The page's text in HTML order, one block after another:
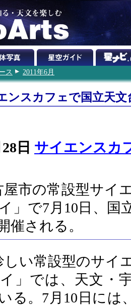
ス 2011年6月
ンスカフェで国立天文
日 サイエンスカ
屋市の常設型サイ
」で7月10日、国
催される。
しい常設型のサイ
」では、天文・
る。7月10日には